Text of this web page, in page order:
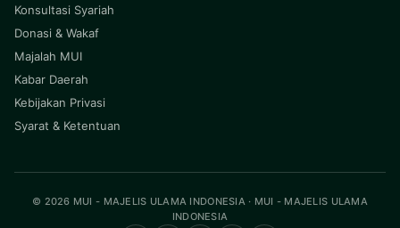
Konsultasi Syariah
Donasi & Wakaf
Majalah MUI
Kabar Daerah
Kebijakan Privasi
Syarat & Ketentuan
© 2026 MUI - MAJELIS ULAMA INDONESIA · MUI - MAJELIS ULAMA
INDONESIA